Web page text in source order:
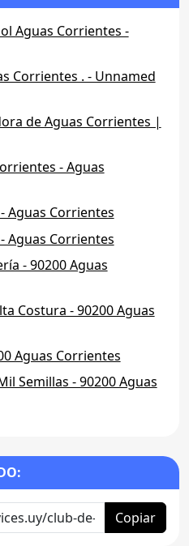
Aguas Corrientes -
Corrientes . - Unnamed
de Aguas Corrientes |
- Aguas
Aguas Corrientes
Aguas Corrientes
- 90200 Aguas
Costura - 90200 Aguas
Aguas Corrientes
Semillas - 90200 Aguas
Copiar